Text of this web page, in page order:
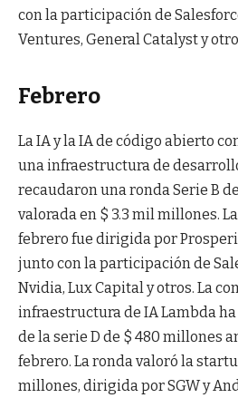
con la participación de
Ventures, General Catalyst y
Febrero
La IA y la IA de código abierto
una infraestructura de
recaudaron una ronda Serie B
valorada en $ 3.3 mil millones.
febrero fue dirigida por
junto con la participación de
Nvidia, Lux Capital y otros. La
infraestructura de IA Lambda
de la serie D de $ 480 millones
febrero. La ronda valoró la
millones, dirigida por SGW y